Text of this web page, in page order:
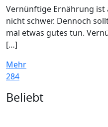
Vernünftige Ernährung
nicht schwer. Dennoch
mal etwas gutes tun.
[…]
Mehr
284
Widgets
Beliebt